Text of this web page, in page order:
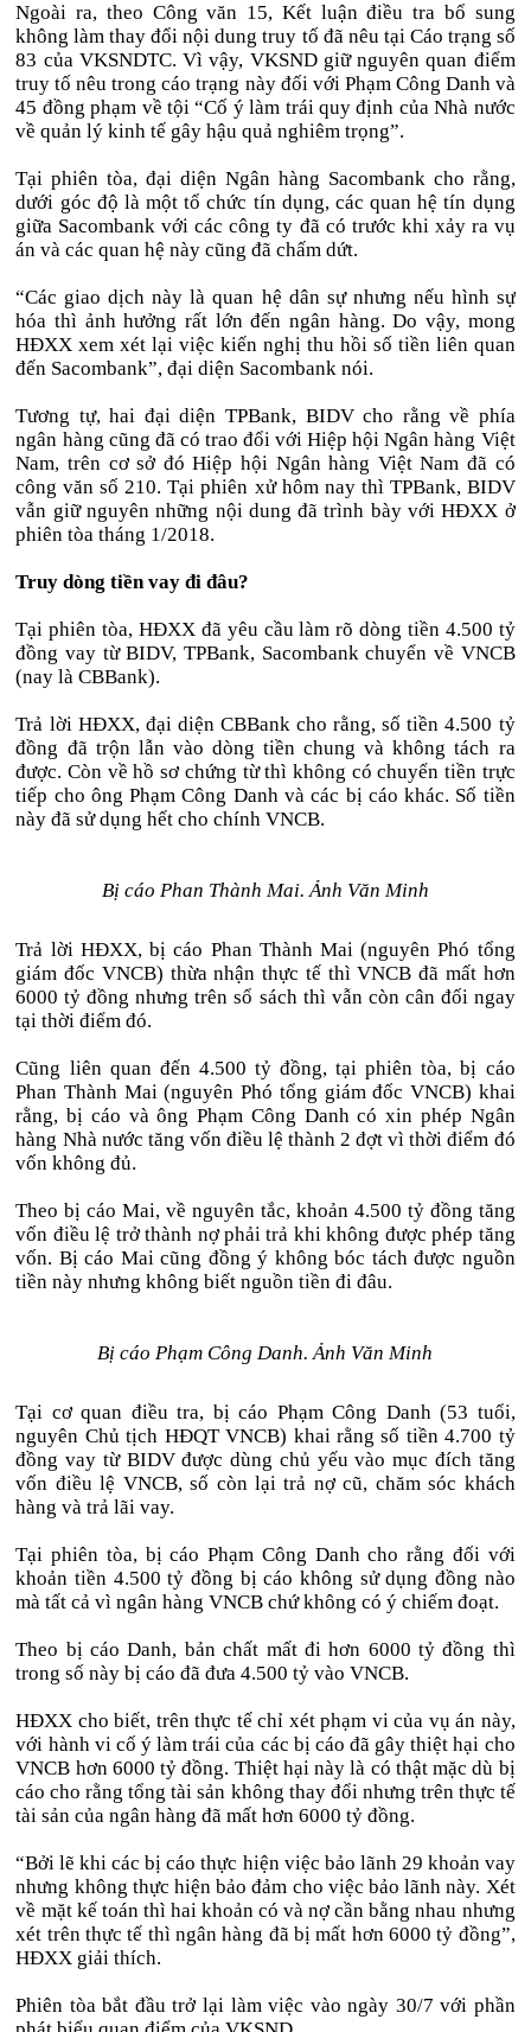
Ngoài ra, theo Công văn 15, Kết luận điều tra bổ sung
không làm thay đổi nội dung truy tố đã nêu tại Cáo trạng số
83 của VKSNDTC. Vì vậy, VKSND giữ nguyên quan điểm
truy tố nêu trong cáo trạng này đối với Phạm Công Danh và
45 đồng phạm về tội “Cố ý làm trái quy định của Nhà nước
về quản lý kinh tế gây hậu quả nghiêm trọng”.
Tại phiên tòa, đại diện Ngân hàng Sacombank cho rằng,
dưới góc độ là một tổ chức tín dụng, các quan hệ tín dụng
giữa Sacombank với các công ty đã có trước khi xảy ra vụ
án và các quan hệ này cũng đã chấm dứt.
“Các giao dịch này là quan hệ dân sự nhưng nếu hình sự
hóa thì ảnh hưởng rất lớn đến ngân hàng. Do vậy, mong
HĐXX xem xét lại việc kiến nghị thu hồi số tiền liên quan
đến Sacombank”, đại diện Sacombank nói.
Tương tự, hai đại diện TPBank, BIDV cho rằng về phía
ngân hàng cũng đã có trao đổi với Hiệp hội Ngân hàng Việt
Nam, trên cơ sở đó Hiệp hội Ngân hàng Việt Nam đã có
công văn số 210. Tại phiên xử hôm nay thì TPBank, BIDV
vẫn giữ nguyên những nội dung đã trình bày với HĐXX ở
phiên tòa tháng 1/2018.
Truy dòng tiền vay đi đâu?
Tại phiên tòa, HĐXX đã yêu cầu làm rõ dòng tiền 4.500 tỷ
đồng vay từ BIDV, TPBank, Sacombank chuyển về VNCB
(nay là CBBank).
Trả lời HĐXX, đại diện CBBank cho rằng, số tiền 4.500 tỷ
đồng đã trộn lẫn vào dòng tiền chung và không tách ra
được. Còn về hồ sơ chứng từ thì không có chuyển tiền trực
tiếp cho ông Phạm Công Danh và các bị cáo khác. Số tiền
này đã sử dụng hết cho chính VNCB.
Bị cáo Phan Thành Mai. Ảnh Văn Minh
Trả lời HĐXX, bị cáo Phan Thành Mai (nguyên Phó tổng
giám đốc VNCB) thừa nhận thực tế thì VNCB đã mất hơn
6000 tỷ đồng nhưng trên sổ sách thì vẫn còn cân đối ngay
tại thời điểm đó.
Cũng liên quan đến 4.500 tỷ đồng, tại phiên tòa, bị cáo
Phan Thành Mai (nguyên Phó tổng giám đốc VNCB) khai
rằng, bị cáo và ông Phạm Công Danh có xin phép Ngân
hàng Nhà nước tăng vốn điều lệ thành 2 đợt vì thời điểm đó
vốn không đủ.
Theo bị cáo Mai, về nguyên tắc, khoản 4.500 tỷ đồng tăng
vốn điều lệ trở thành nợ phải trả khi không được phép tăng
vốn. Bị cáo Mai cũng đồng ý không bóc tách được nguồn
tiền này nhưng không biết nguồn tiền đi đâu.
Bị cáo Phạm Công Danh. Ảnh Văn Minh
Tại cơ quan điều tra, bị cáo Phạm Công Danh (53 tuổi,
nguyên Chủ tịch HĐQT VNCB) khai rằng số tiền 4.700 tỷ
đồng vay từ BIDV được dùng chủ yếu vào mục đích tăng
vốn điều lệ VNCB, số còn lại trả nợ cũ, chăm sóc khách
hàng và trả lãi vay.
Tại phiên tòa, bị cáo Phạm Công Danh cho rằng đối với
khoản tiền 4.500 tỷ đồng bị cáo không sử dụng đồng nào
mà tất cả vì ngân hàng VNCB chứ không có ý chiếm đoạt.
Theo bị cáo Danh, bản chất mất đi hơn 6000 tỷ đồng thì
trong số này bị cáo đã đưa 4.500 tỷ vào VNCB.
HĐXX cho biết, trên thực tế chỉ xét phạm vi của vụ án này,
với hành vi cố ý làm trái của các bị cáo đã gây thiệt hại cho
VNCB hơn 6000 tỷ đồng. Thiệt hại này là có thật mặc dù bị
cáo cho rằng tổng tài sản không thay đổi nhưng trên thực tế
tài sản của ngân hàng đã mất hơn 6000 tỷ đồng.
“Bởi lẽ khi các bị cáo thực hiện việc bảo lãnh 29 khoản vay
nhưng không thực hiện bảo đảm cho việc bảo lãnh này. Xét
về mặt kế toán thì hai khoản có và nợ cần bằng nhau nhưng
xét trên thực tế thì ngân hàng đã bị mất hơn 6000 tỷ đồng”,
HĐXX giải thích.
Phiên tòa bắt đầu trở lại làm việc vào ngày 30/7 với phần